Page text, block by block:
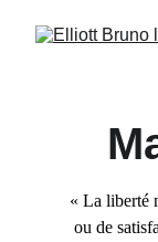
« La liberté
ou de